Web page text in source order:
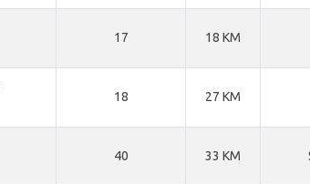
17 18 KM
18 27 KM
40 33 KM